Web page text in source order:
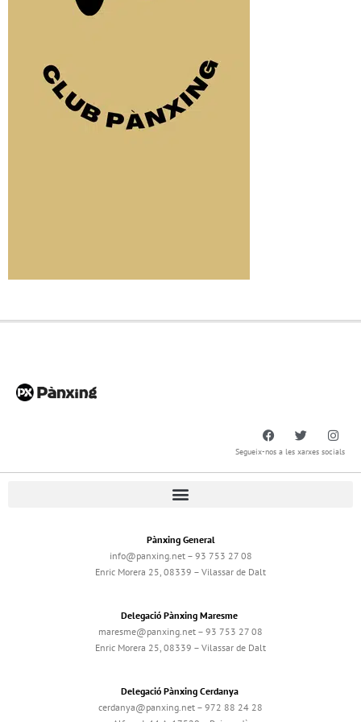
Segueix-nos a les xarxes socials
Pànxing General
info@panxing.net – 93 753 27 08
Enric Morera 25, 08339 – Vilassar de Dalt
Delegació Pànxing Maresme
maresme@panxing.net – 93 753 27 08
Enric Morera 25, 08339 – Vilassar de Dalt
Delegació Pànxing Cerdanya
cerdanya@panxing.net – 972 88 24 28